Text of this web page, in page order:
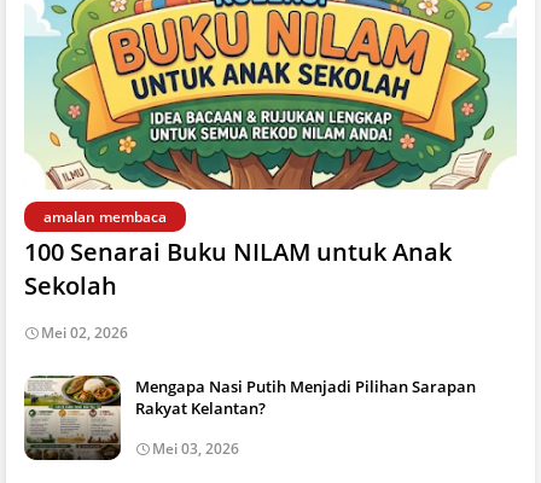
amalan membaca
100 Senarai Buku NILAM untuk Anak
Sekolah
Mei 02, 2026
Mengapa Nasi Putih Menjadi Pilihan Sarapan
Rakyat Kelantan?
Mei 03, 2026